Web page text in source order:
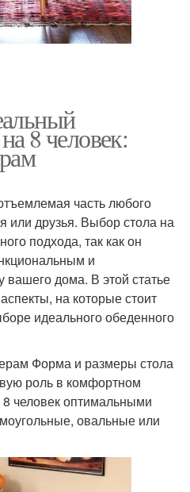
8 человек:
часть любого
или друзья. Выбор стола на
подхода, так как он
и
вашего дома. В этой статье
на которые стоит
идеального обеденного
Форма и размеры стола
роль в комфортном
человек оптимальными
овальные или